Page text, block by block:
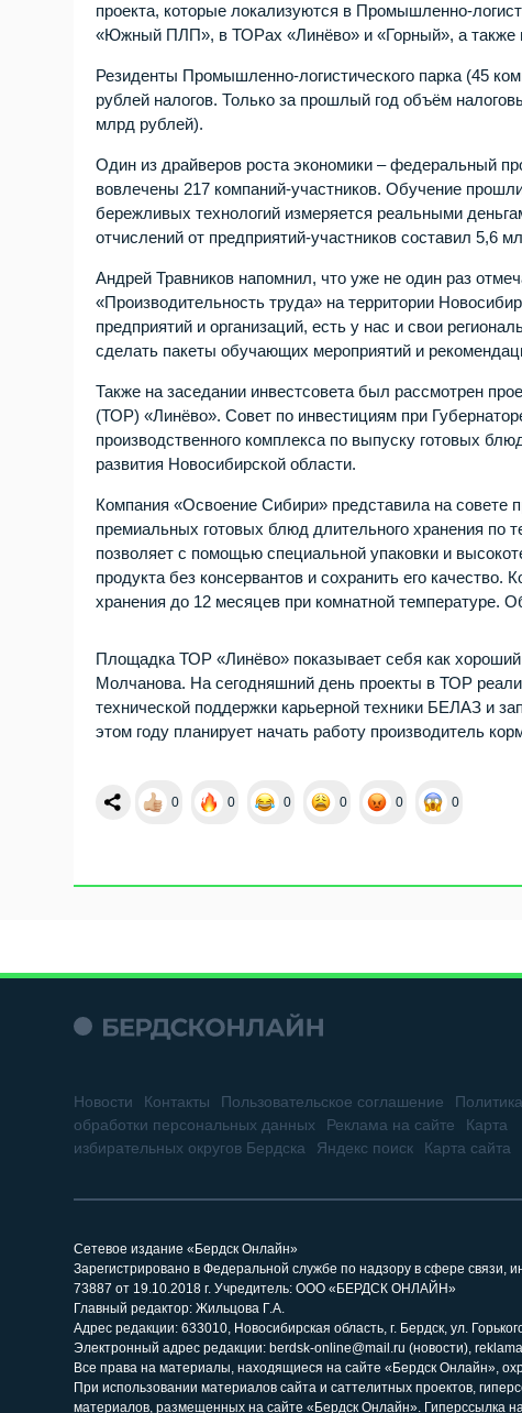
проекта, которые локализуются в Промышленно-
«Южный ПЛП», в ТОРах «Линёво» и «Горный», а также
Резиденты Промышленно-логистического парка (45
рублей налогов. Только за прошлый год объём
млрд рублей).
Один из драйверов роста экономики – федеральный
вовлечены 217 компаний-участников. Обучение
бережливых технологий измеряется реальными
отчислений от предприятий-участников составил 5,6
Андрей Травников напомнил, что уже не один раз
«Производительность труда» на территории
предприятий и организаций, есть у нас и свои
сделать пакеты обучающих мероприятий и
Также на заседании инвестсовета был рассмотрен
(ТОР) «Линёво». Совет по инвестициям при
производственного комплекса по выпуску готовых
развития Новосибирской области.
Компания «Освоение Сибири» представила на совете
премиальных готовых блюд длительного хранения по
позволяет с помощью специальной упаковки и
продукта без консервантов и сохранить его
хранения до 12 месяцев при комнатной температуре.
Площадка ТОР «Линёво» показывает себя как
Молчанова. На сегодняшний день проекты в ТОР
технической поддержки карьерной техники БЕЛАЗ и
этом году планирует начать работу производитель
0 0 0 0 0 0
Новости Контакты Пользовательское соглашение
Политика
обработки персональных данных
Реклама на сайте
Карта
избирательных округов Бердска
Яндекс поиск Карта сайта
Сетевое издание «Бердск Онлайн»
Зарегистрировано в Федеральной службе по надзору в сфере
73887 от 19.10.2018 г. Учредитель: ООО «БЕРДСК ОНЛАЙН»
Главный редактор: Жильцова Г.А.
Адрес редакции: 633010, Новосибирская область, г. Бердск, ул.
Электронный адрес редакции: berdsk-online@mail.ru (новости),
Все права на материалы, находящиеся на сайте «Бердск Онлайн»,
При использовании материалов сайта и саттелитных проектов,
материалов, размещенных на сайте «Бердск Онлайн». Гиперссылка